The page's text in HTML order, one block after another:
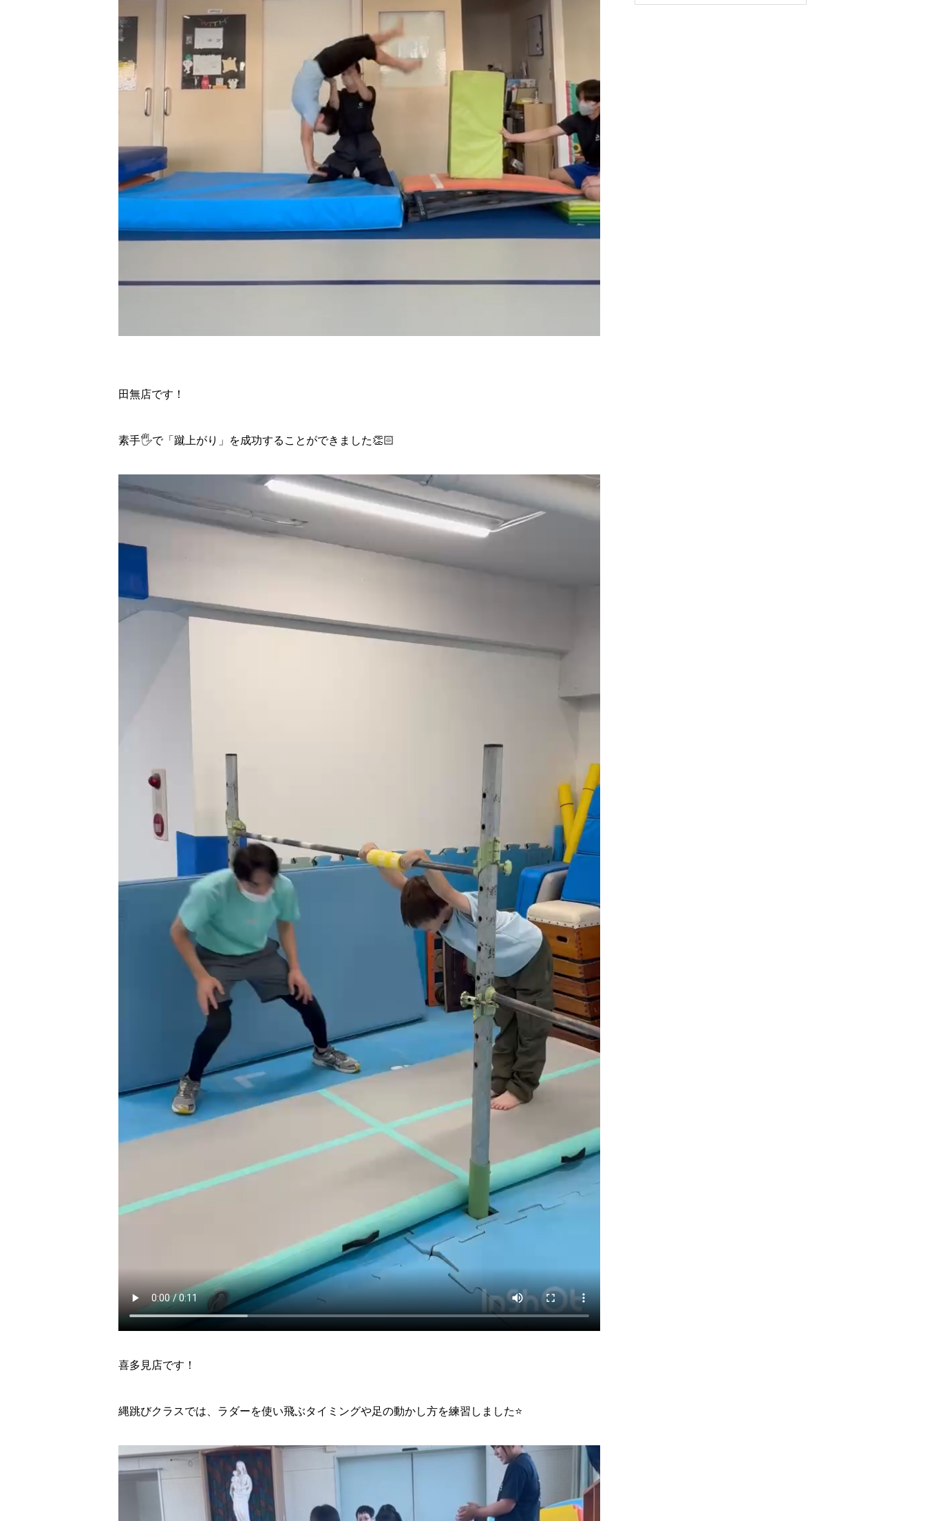
田無店です！
素手🖐️で「蹴上がり」を成功することができました👏🏻
喜多見店です！
縄跳びクラスでは、ラダーを使い飛ぶタイミングや足の動かし方を練習しました⭐️